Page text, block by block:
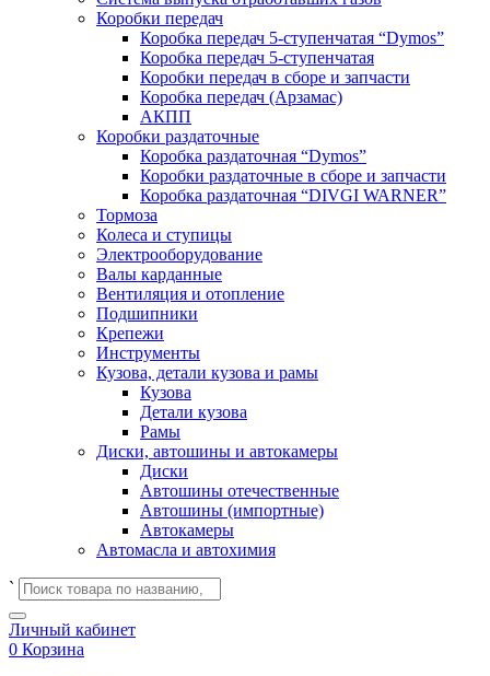
Коробки передач
Коробка передач 5-ступенчатая “Dymos”
Коробка передач 5-ступенчатая
Коробки передач в сборе и запчасти
Коробка передач (Арзамас)
АКПП
Коробки раздаточные
Коробка раздаточная “Dymos”
Коробки раздаточные в сборе и запчасти
Коробка раздаточная “DIVGI WARNER”
Тормоза
Колеса и ступицы
Электрооборудование
Валы карданные
Вентиляция и отопление
Подшипники
Крепежи
Инструменты
Кузова, детали кузова и рамы
Кузова
Детали кузова
Рамы
Диски, автошины и автокамеры
Диски
Автошины отечественные
Автошины (импортные)
Автокамеры
Автомасла и автохимия
`
Личный кабинет
0 Корзина